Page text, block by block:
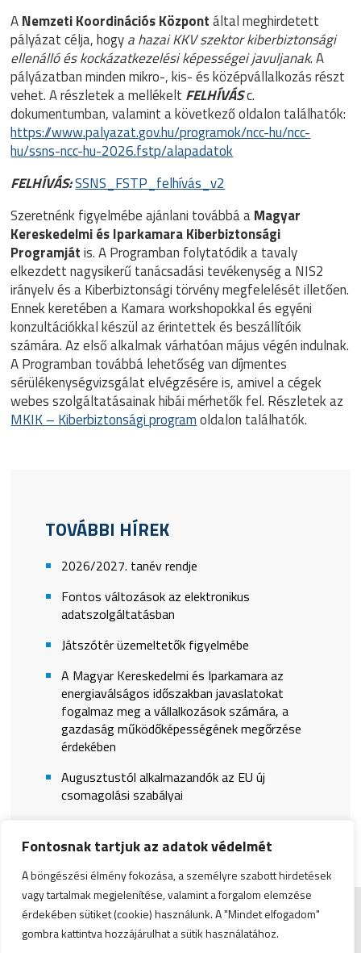
Fontosnak tartjuk az adatok védelmét
A böngészési élmény fokozása, a személyre szabott hirdetések
vagy tartalmak megjelenítése, valamint a forgalom elemzése
érdekében sütiket (cookie) használunk. A "Mindet elfogadom"
gombra kattintva hozzájárulhat a sütik használatához.
ANemzeti Koordinációs Központáltal meghirdetett
pályázat célja, hogya hazai KKV szektor kiberbiztonsági
ellenálló és kockázatkezelési képességei javuljanak. A
pályázatban minden mikro-, kis- és középvállalkozás részt
vehet. A részletek a mellékelt FELHÍVÁSc.
dokumentumban, valamint a következő oldalon találhatók:
https://www.palyazat.gov.hu/programok/ncc-hu/ncc-
hu/ssns-ncc-hu-2026.fstp/alapadatok
FELHÍVÁS:SSNS_FSTP_felhívás_v2
Szeretnénk figyelmébe ajánlani továbbá aMagyar
Kereskedelmi és Iparkamara Kiberbiztonsági
Programjátis. A Programban folytatódik a tavaly
elkezdett nagysikerű tanácsadási tevékenység a NIS2
irányelv és a Kiberbiztonsági törvény megfelelését illetően.
Ennek keretében a Kamara workshopokkal és egyéni
konzultációkkal készül az érintettek és beszállítóik
számára. Az első alkalmak várhatóan május végén indulnak.
A Programban továbbá lehetőség van díjmentes
sérülékenységvizsgálat elvégzésére is, amivel a cégek
webes szolgáltatásainak hibái mérhetők fel. Részletek az
MKIK – Kiberbiztonsági programoldalon találhatók.
TOVÁBBI HÍREK
2026/2027. tanév rendje
Fontos változások az elektronikus
adatszolgáltatásban
Játszótér üzemeltetők figyelmébe
A Magyar Kereskedelmi és Iparkamara az
energiaválságos időszakban javaslatokat
fogalmaz meg a vállalkozások számára, a
gazdaság működőképességének megőrzése
érdekében
Augusztustól alkalmazandók az EU új
csomagolási szabályai
Impresszum|Admin